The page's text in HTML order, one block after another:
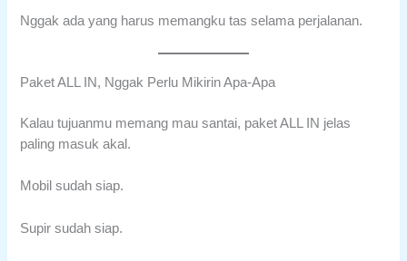
Nggak ada yang harus memangku tas selama perjalanan.
Paket ALL IN, Nggak Perlu Mikirin Apa-Apa
Kalau tujuanmu memang mau santai, paket ALL IN jelas
paling masuk akal.
Mobil sudah siap.
Supir sudah siap.